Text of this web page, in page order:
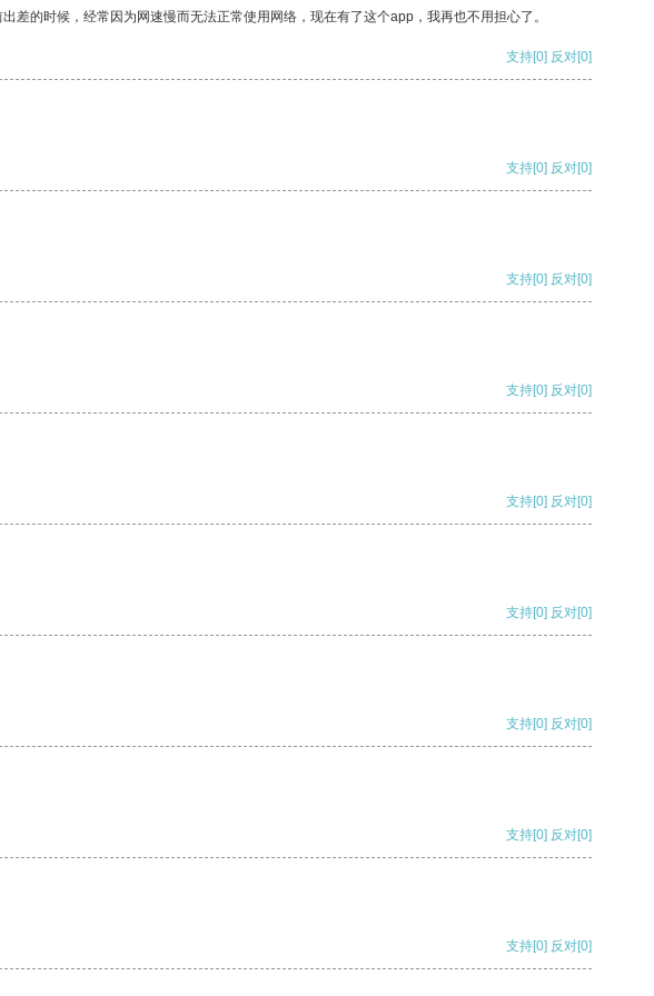
的时候，经常因为网速慢而无法正常使用网络，现在有了这个app，我再也不用担心了。
支持[0] 反对[0]
支持[0] 反对[0]
支持[0] 反对[0]
支持[0] 反对[0]
支持[0] 反对[0]
支持[0] 反对[0]
支持[0] 反对[0]
支持[0] 反对[0]
支持[0] 反对[0]